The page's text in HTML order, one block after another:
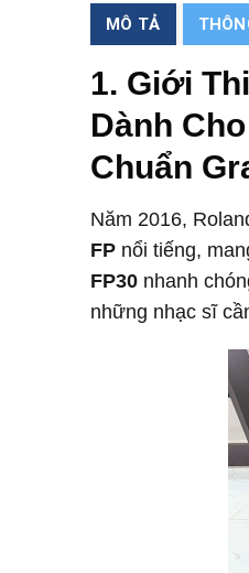
MÔ TẢ
1. Giới
Dành
Chuẩn
Năm 2016,
FP nổi tiếng,
FP30 nhanh
những nhạc sĩ